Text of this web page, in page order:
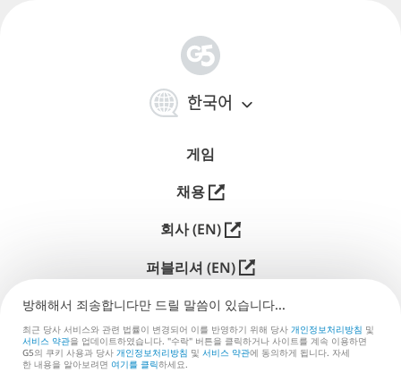
한국어
体
中
게임
채용
회사 (EN)
퍼블리셔 (EN)
지원
문의 (EN)
방해해서 죄송합니다만 드릴 말씀이 있습니다...
최근 당사 서비스와 관련 법률이 변경되어 이를 반영하기 위해 당사 개인정보처리방침 및
서비스 약관을 업데이트하였습니다. "수락" 버튼을 클릭하거나 사이트를 계속 이용하면
G5의 쿠키 사용과 당사 개인정보처리방침 및 서비스 약관에 동의하게 됩니다. 자세
한 내⁠용⁠을 알⁠아⁠보⁠려⁠면 여⁠기⁠를 클⁠릭⁠⁠하⁠세⁠요⁠.